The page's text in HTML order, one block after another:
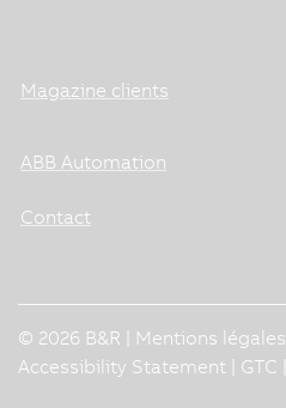
Magazine clients
ABB Automation
Contact
© 2026 B&R | Mentions légales
Accessibility Statement
GTC